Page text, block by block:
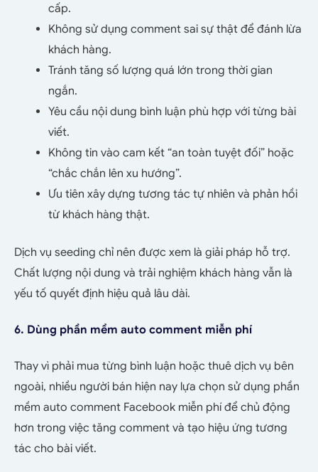
cấp.
Không sử dụng comment sai sự thật để đánh lừa
khách hàng.
Tránh tăng số lượng quá lớn trong thời gian
ngắn.
Yêu cầu nội dung bình luận phù hợp với từng bài
viết.
Không tin vào cam kết “an toàn tuyệt đối” hoặc
“chắc chắn lên xu hướng”.
Ưu tiên xây dựng tương tác tự nhiên và phản hồi
từ khách hàng thật.
Dịch vụ seeding chỉ nên được xem là giải pháp hỗ trợ.
Chất lượng nội dung và trải nghiệm khách hàng vẫn là
yếu tố quyết định hiệu quả lâu dài.
6. Dùng phần mềm auto comment miễn phí
Thay vì phải mua từng bình luận hoặc thuê dịch vụ bên
ngoài, nhiều người bán hiện nay lựa chọn sử dụng phần
mềm auto comment Facebook miễn phí để chủ động
hơn trong việc tăng comment và tạo hiệu ứng tương
tác cho bài viết.